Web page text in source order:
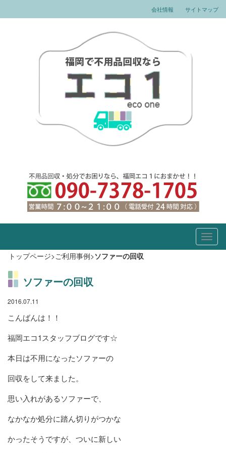
会社情報 サイトマップ
トップページ>ご利用事例>ソファーの回収
ソファーの回収
2016.07.11
こんばんは！！
福岡エコ1スタッフブログです☆
本日は不用になったソファーの
回収をして来ました。
思い入れがあるソファーで、
なかなか処分に踏ん切りがつかな
かったそうですが、ついに新しい